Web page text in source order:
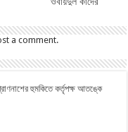
a comment.
হুমকিতে কর্তৃপক্ষ আতঙ্কে